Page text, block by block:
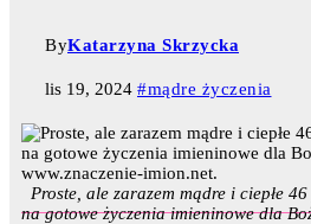
ByKatarzyna Skrzycka
lis 19, 2024 #mądre życzenia
Proste, ale zarazem mądre i ciepłe
na gotowe życzenia imieninowe dla